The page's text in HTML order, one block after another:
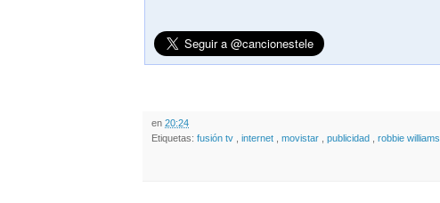
en 20:24
Etiquetas: fusión tv internet movistar publicidad robbie williams